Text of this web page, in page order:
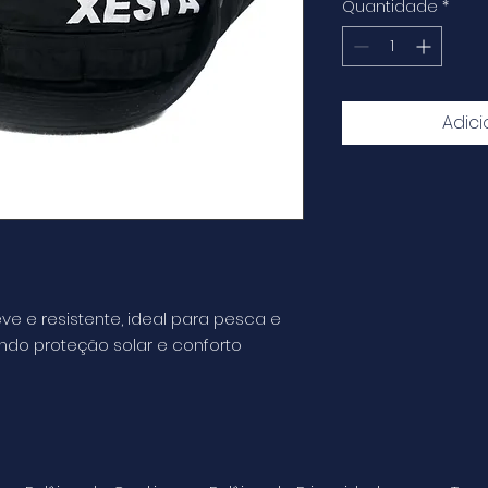
e resistente, ideal para pesca e
proteção solar e conforto
Quantidade *